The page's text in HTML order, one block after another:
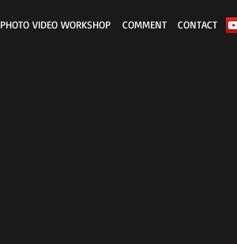
PHOTO VIDEO WORKSHOP COMMENT CONTACT